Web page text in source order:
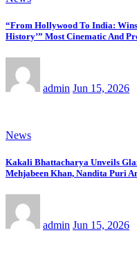
“From Hollywood To India:
History’” Most Cinematic And
admin Jun 15, 2026
News
Kakali Bhattacharya Unveils
Mehjabeen Khan, Nandita Puri
admin Jun 15, 2026